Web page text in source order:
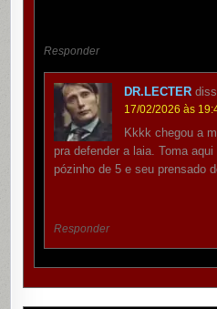
Responder
DR.LECTER
17/02/2026 às
Kkkk chegou a
pra defender a laia. Toma
pózinho de 5 e seu prensado
Responder